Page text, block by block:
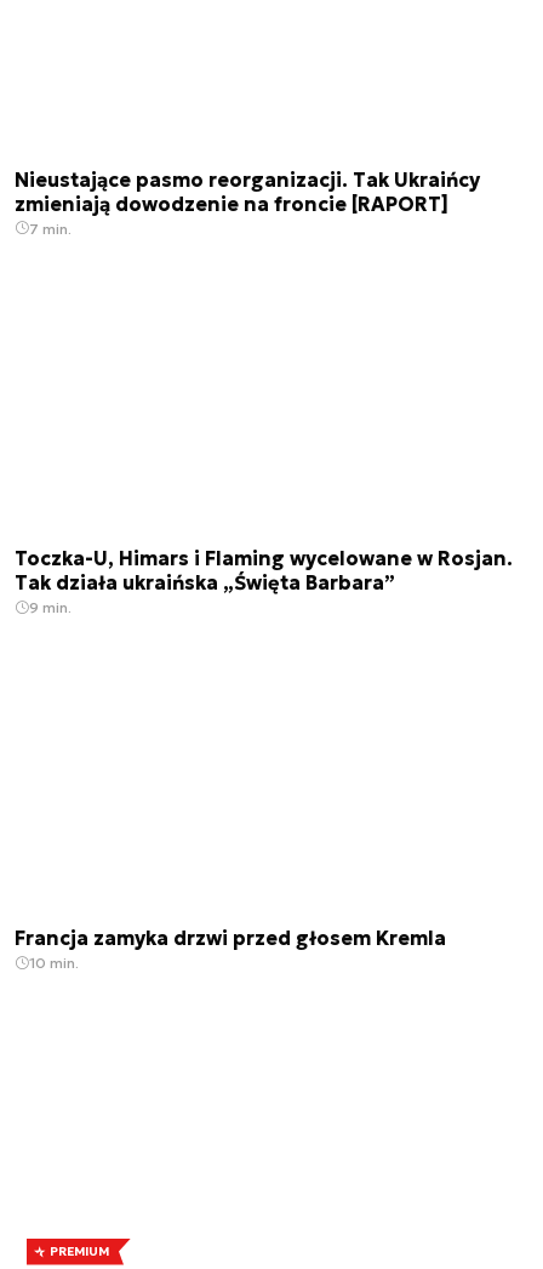
Nieustające pasmo reorganizacji. Tak Ukraińcy
zmieniają dowodzenie na froncie [RAPORT]
7 min.
Toczka-U, Himars i Flaming wycelowane w Rosjan.
Tak działa ukraińska „Święta Barbara”
9 min.
Francja zamyka drzwi przed głosem Kremla
10 min.
PREMIUM